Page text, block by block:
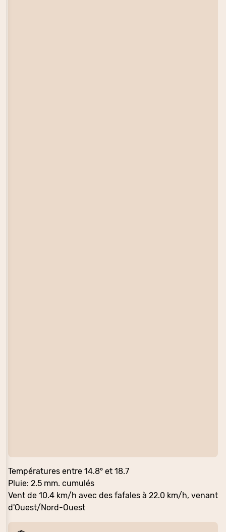
Températures entre 14.8° et 18.7
Pluie: 2.5 mm. cumulés
Vent de 10.4 km/h avec des fafales à 22.0 km/h, venant
d'Ouest/Nord-Ouest